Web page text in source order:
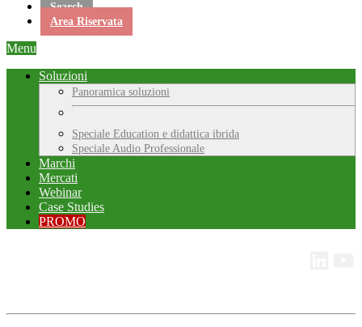
Search
Area Riservata
Menu
Soluzioni
Panoramica soluzioni
Speciale Education e didattica ibrida
Speciale Audio Professionale
Marchi
Mercati
Webinar
Case Studies
PROMO